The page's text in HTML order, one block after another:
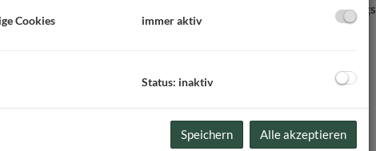
Objektart
Freie Fläche
Gartenfläche
Kellerfläche
Cookies immer aktiv
Status: inaktiv
Speichern Alle akzeptieren